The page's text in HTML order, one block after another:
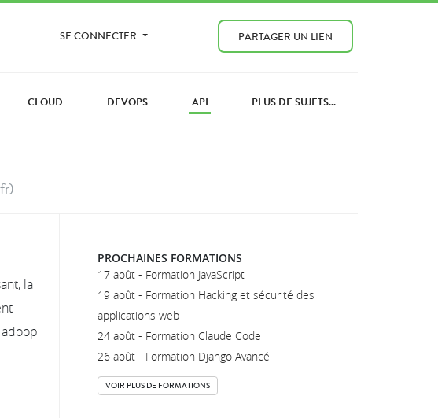
SE CONNECTER PARTAGER UN LIEN
CLOUD DEVOPS API PLUS DE SUJETS...
la
PROCHAINES FORMATIONS
17 août - Formation JavaScript
19 août - Formation Hacking et sécurité des
applications web
24 août - Formation Claude Code
26 août - Formation Django Avancé
VOIR PLUS DE FORMATIONS